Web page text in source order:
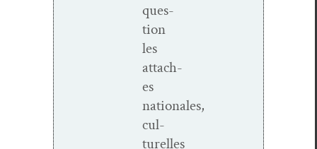
ques­
tion
les
attach­
es
nationales,
cul­
turelles